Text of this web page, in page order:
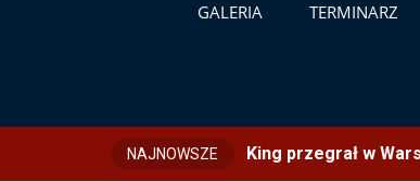
GALERIA TERMINARZ
NAJNOWSZE King przegrał w